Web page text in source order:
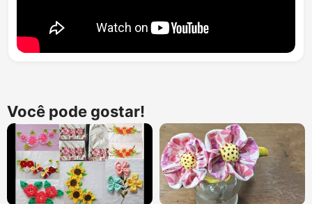
Você pode gostar!